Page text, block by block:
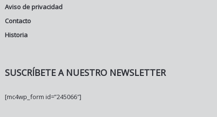
Aviso de privacidad
Contacto
Historia
SUSCRÍBETE A NUESTRO NEWSLETTER
[mc4wp_form id=”245066″]